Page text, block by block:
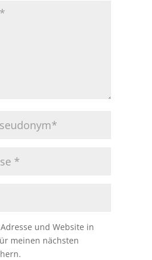
und Website in
meinen nächsten